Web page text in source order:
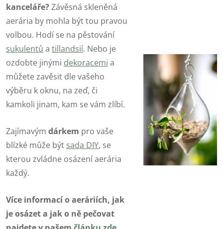
kanceláře?Závěsná skleněná
aerária by mohla být tou pravou
volbou. Hodí se na pěstování
sukulentů a tillandsií. Nebo je
ozdobte jinými dekoracemi a
můžete zavěsit dle vašeho
výběru k oknu, na zeď, či
kamkoli jinam, kam se vám zlíbí.
Zajímavým dárkem pro vaše
blízké může být sada DIY, se
kterou zvládne osázení aerária
každý.
Více informací o aeráriích, jak
je osázet a jak o ně pečovat